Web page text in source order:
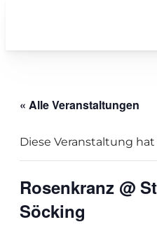
« Alle Veranstaltungen
Diese Veranstaltung
Rosenkranz @
Söcking